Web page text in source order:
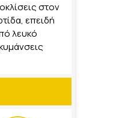
στον
επειδή
λευκό